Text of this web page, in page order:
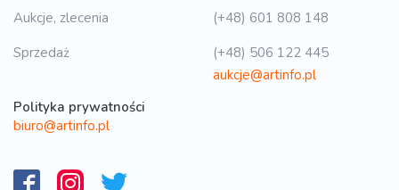
Aukcje, zlecenia
(+48) 601 808 148
Sprzedaż
(+48) 506 122 445
aukcje@artinfo.pl
Polityka prywatności
biuro@artinfo.pl